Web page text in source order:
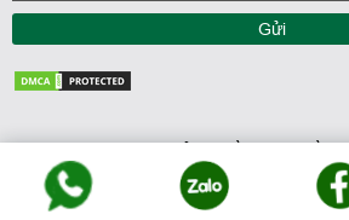
Gửi
Coppyright 2023 - Bản quyền thuộc về
Nhà Phố Việt Nam.